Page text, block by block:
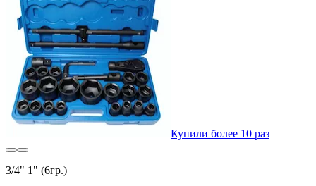
Купили более 10 раз
3/4" 1" (6гр.)